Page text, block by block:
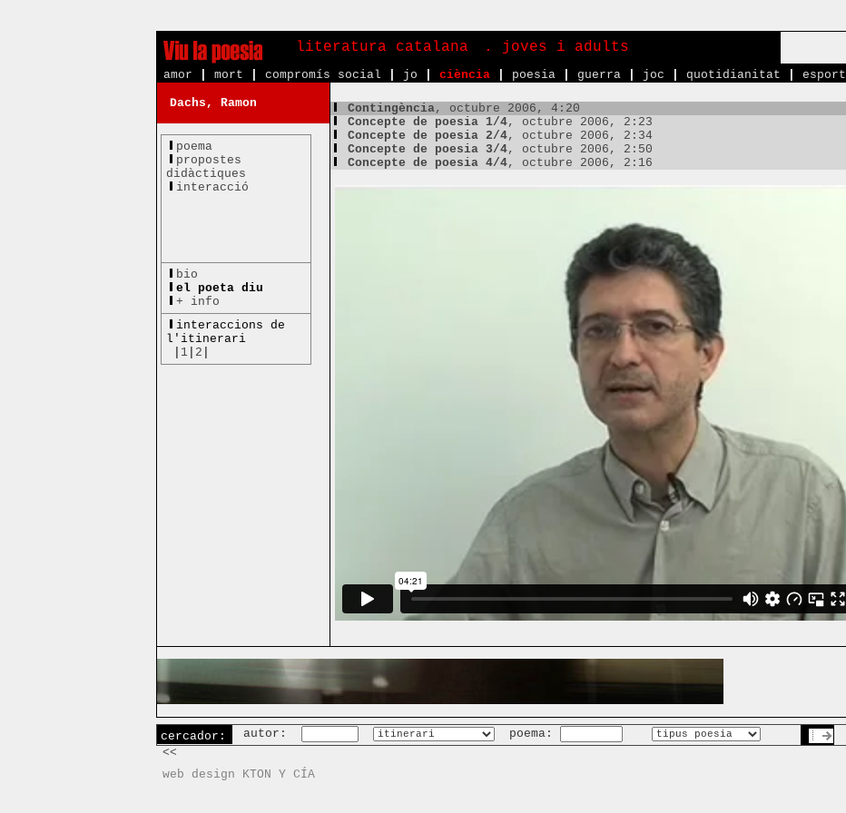
literatura catalana . joves i adults
amor
mort compromís social jo ciència poesia guerra joc quotidianitat esport
Dachs, Ramon
poema
propostes
didàctiques
interacció
bio
el poeta diu
+ info
interaccions de
l'itinerari
1 2
Contingència, octubre 2006, 4:20
Concepte de poesia 1/4, octubre 2006, 2:23
Concepte de poesia 2/4, octubre 2006, 2:34
Concepte de poesia 3/4, octubre 2006, 2:50
Concepte de poesia 4/4, octubre 2006, 2:16
cercador: autor: poema:
<<
web design KTON Y CÍA